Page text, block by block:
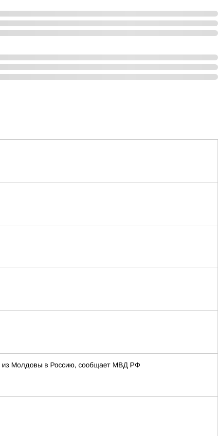
из Молдовы в Россию, сообщает МВД РФ